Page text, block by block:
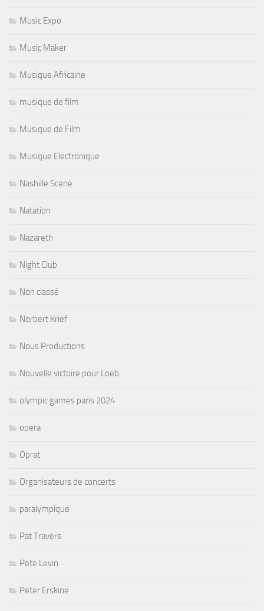
Music Expo
Music Maker
Musique Africaine
musique de film
Musique de Film
Musique Electronique
Nashille Scene
Natation
Nazareth
Night Club
Non classé
Norbert Krief
Nous Productions
Nouvelle victoire pour Loeb
olympic games paris 2024
opera
Oprat
Organisateurs de concerts
paralympique
Pat Travers
Pete Levin
Peter Erskine